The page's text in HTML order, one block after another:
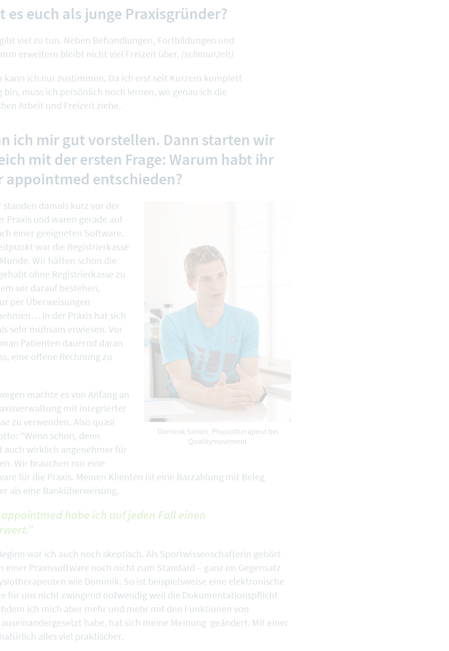
es euch als junge Praxisgründer?
viel zu tun. Neben Behandlungen, Fortbildungen und
erweitern bleibt nicht viel Freizeit über. (schmunzelt)
kann ich nur zustimmen. Da ich erst seit Kurzem komplett
bin, muss ich persönlich noch lernen, wo genau ich die
Arbeit und Freizeit ziehe.
ich mir gut vorstellen. Dann starten wir
mit der ersten Frage: Warum habt ihr
appointmed entschieden?
Dominik Simon, Physiotherapeut bei
Qualitymovement
standen damals kurz vor der
Praxis und waren gerade auf
einer geeigneten Software.
war die Registrierkasse
Wir hätten schon die
ohne Registrierkasse zu
wir darauf bestehen,
per Überweisungen
In der Praxis hat sich
sehr mühsam erwiesen. Vor
Patienten dauernd daran
eine offene Rechnung zu
machte es von Anfang an
mit integrierter
zu verwenden. Also quasi
“Wenn schon, denn
auch wirklich angenehmer für
Wir brauchen nur eine
für die Praxis. Meinen Klienten ist eine Barzahlung mit Beleg
als eine Banküberweisung.
appointmed habe ich auf jeden Fall einen
war ich auch noch skeptisch. Als Sportwissenschafterin gehört
einer Praxissoftware noch nicht zum Standard – ganz im Gegensatz
wie Dominik. So ist beispielsweise eine elektronische
für uns nicht zwingend notwendig weil die Dokumentationspflicht
ich mich aber mehr und mehr mit den Funktionen von
habe, hat sich meine Meinung geändert. Mit einer
alles viel praktischer.